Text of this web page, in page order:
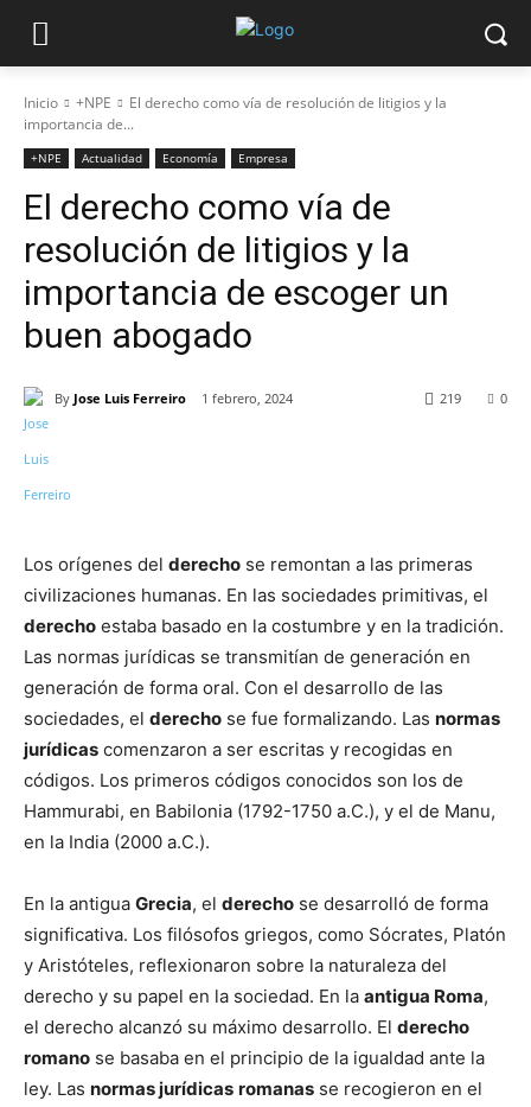
Inicio +NPE
El derecho como vía de resolución de litigios y la
importancia de...
+NPE Actualidad Economía Empresa
El derecho como vía de
resolución de litigios y la
importancia de escoger un
buen abogado
By Jose Luis Ferreiro 1 febrero, 2024 0
219
Los orígenes del derecho se remontan a las primeras
civilizaciones humanas. En las sociedades primitivas, el
derecho estaba basado en la costumbre y en la tradición.
Las normas jurídicas se transmitían de generación en
generación de forma oral. Con el desarrollo de las
sociedades, el derecho se fue formalizando. Las normas
jurídicas comenzaron a ser escritas y recogidas en
códigos. Los primeros códigos conocidos son los de
Hammurabi, en Babilonia (1792-1750 a.C.), y el de Manu,
en la India (2000 a.C.).
En la antigua Grecia, el derecho se desarrolló de forma
significativa. Los filósofos griegos, como Sócrates, Platón
y Aristóteles, reflexionaron sobre la naturaleza del
derecho y su papel en la sociedad. En la antigua Roma,
el derecho alcanzó su máximo desarrollo. El derecho
romano se basaba en el principio de la igualdad ante la
ley. Las normas jurídicas romanas se recogieron en el